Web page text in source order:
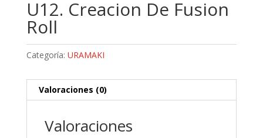
U12. Creacion De Fusion
Roll
Categoría: URAMAKI
Valoraciones (0)
Valoraciones